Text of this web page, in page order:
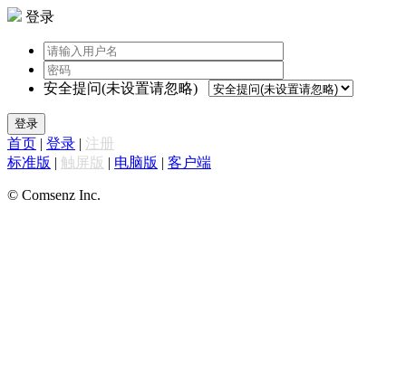
登录
安全提问(未设置请忽略)
登录
首页 | 登录 | 注册
标准版 | 触屏版 | 电脑版 | 客户端
© Comsenz Inc.